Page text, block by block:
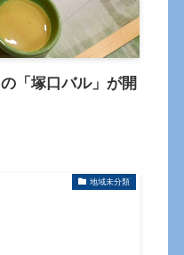
「塚口バル」が開
地域未分類